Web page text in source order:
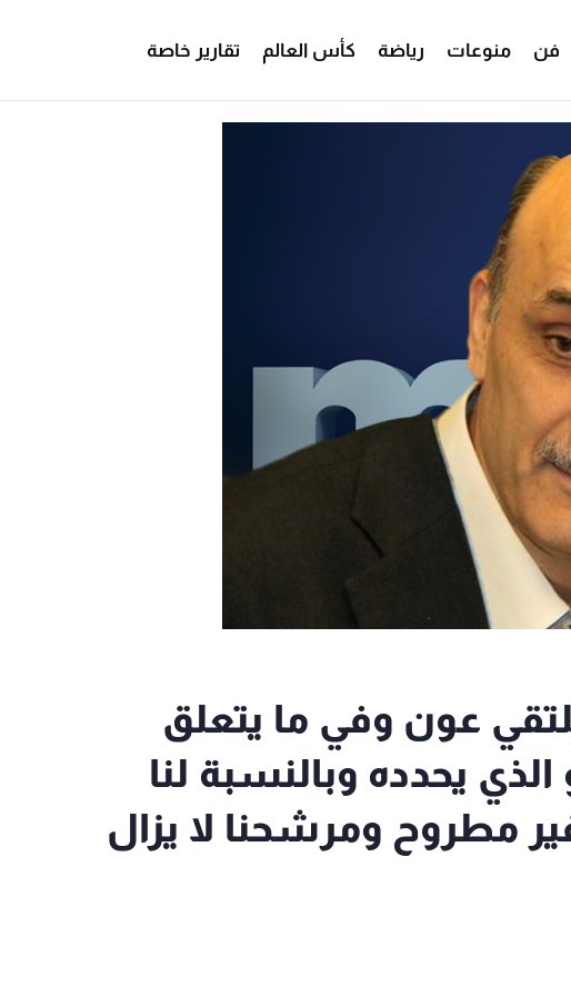
فن منوعات رياضة كأس العالم تقارير خاصة
عون وفي ما يتعلق
يحدده وبالنسبة لنا
مطروح ومرشحنا لا يزال